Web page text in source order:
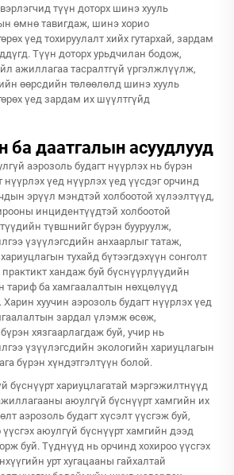
түүн доторх шинэ хууль
өмнө тавигдаж, шинэ хорио
үед тохируулалт хийх гутархай, зардам
Түүн доторх урьдчилан бодож,
ажиллагаа тасралтгүй үргэлжлүүлж,
өөрсдийн төлөөлөлд шинэ хууль
үед зардам их шүүлтгүйд
ба даатгалын асуудлууд
аэрозоль будагт нүүрлэх нь бүрэн
нүүрлэх үед нүүрлэх үед үүсдэг орчинд
эрүүл мэндтэй холбоотой хүлээлтүүд,
инцидентүүдтэй холбоотой
түвшнийг бүрэн бууруулж,
үзүүлэгсдийн анхаарлыг татаж,
тухайд бүтээгдэхүүн сонголт
хандаж буй бүснүүрлүүдийн
тариф ба хамгаалалтын нөхцөлүүд
хуучин аэрозоль будагт нүүрлэх үед
зардал үлэмж өсөж,
хязгаарлагдаж буй, учир нь
үзүүлэгсдийн экологийн хариуцлагын
бүрэн хүндэтгэлтүүн болой.
бүснүүрт хариуцлагатай мэргэжилтнүүд
аюулгүй бүснүүрт хамгийн их
аэрозоль будагт хүсэлт үүсгэж буй,
аюулгүй бүснүүрт хамгийн дээд
буй. Түднүүд нь орчинд хохироо үүсгэх
урт хугацааны гайхалтай